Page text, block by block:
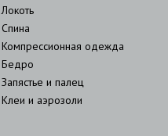
Локоть
Спина
Компрессионная одежда
Бедро
Запястье и палец
Клеи и аэрозоли